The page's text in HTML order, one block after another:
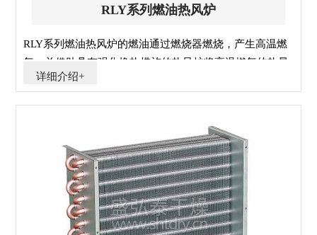
RLY系列燃油热风炉
RLY系列燃油热风炉的燃油通过燃烧器燃烧，产生高温燃
气。并借助具有强化换热措施的热风炉将高温燃气的热量
传导给被加热的空气，高温燃气经热量散发后温度降低至
详细介绍+